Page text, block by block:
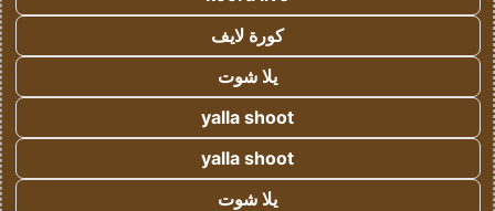
كورة لايف
يلا شوت
yalla shoot
yalla shoot
يلا شوت